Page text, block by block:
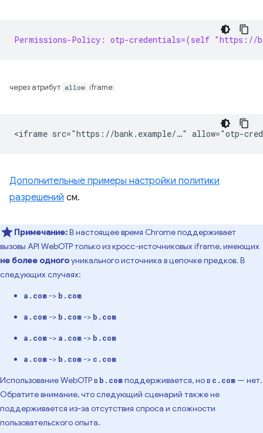
Permissions-Policy: otp-credentials=(self "https://
через атрибут allow iframe:
Дополнительные примеры настройки политики
разрешений см.
Примечание:В настоящее время Chrome поддерживает
вызовы API WebOTP только из кросс-источниковых iframe, имеющих
не более одногоуникального источника в цепочке предков. В
следующих случаях:
a.com-> b.com
a.com-> b.com-> b.com
a.com-> a.com-> b.com
a.com-> b.com-> c.com
Использование WebOTP в b.comподдерживается, но в c.com — нет.
Обратите внимание, что следующий сценарий также не
поддерживается из-за отсутствия спроса и сложности
пользовательского опыта.